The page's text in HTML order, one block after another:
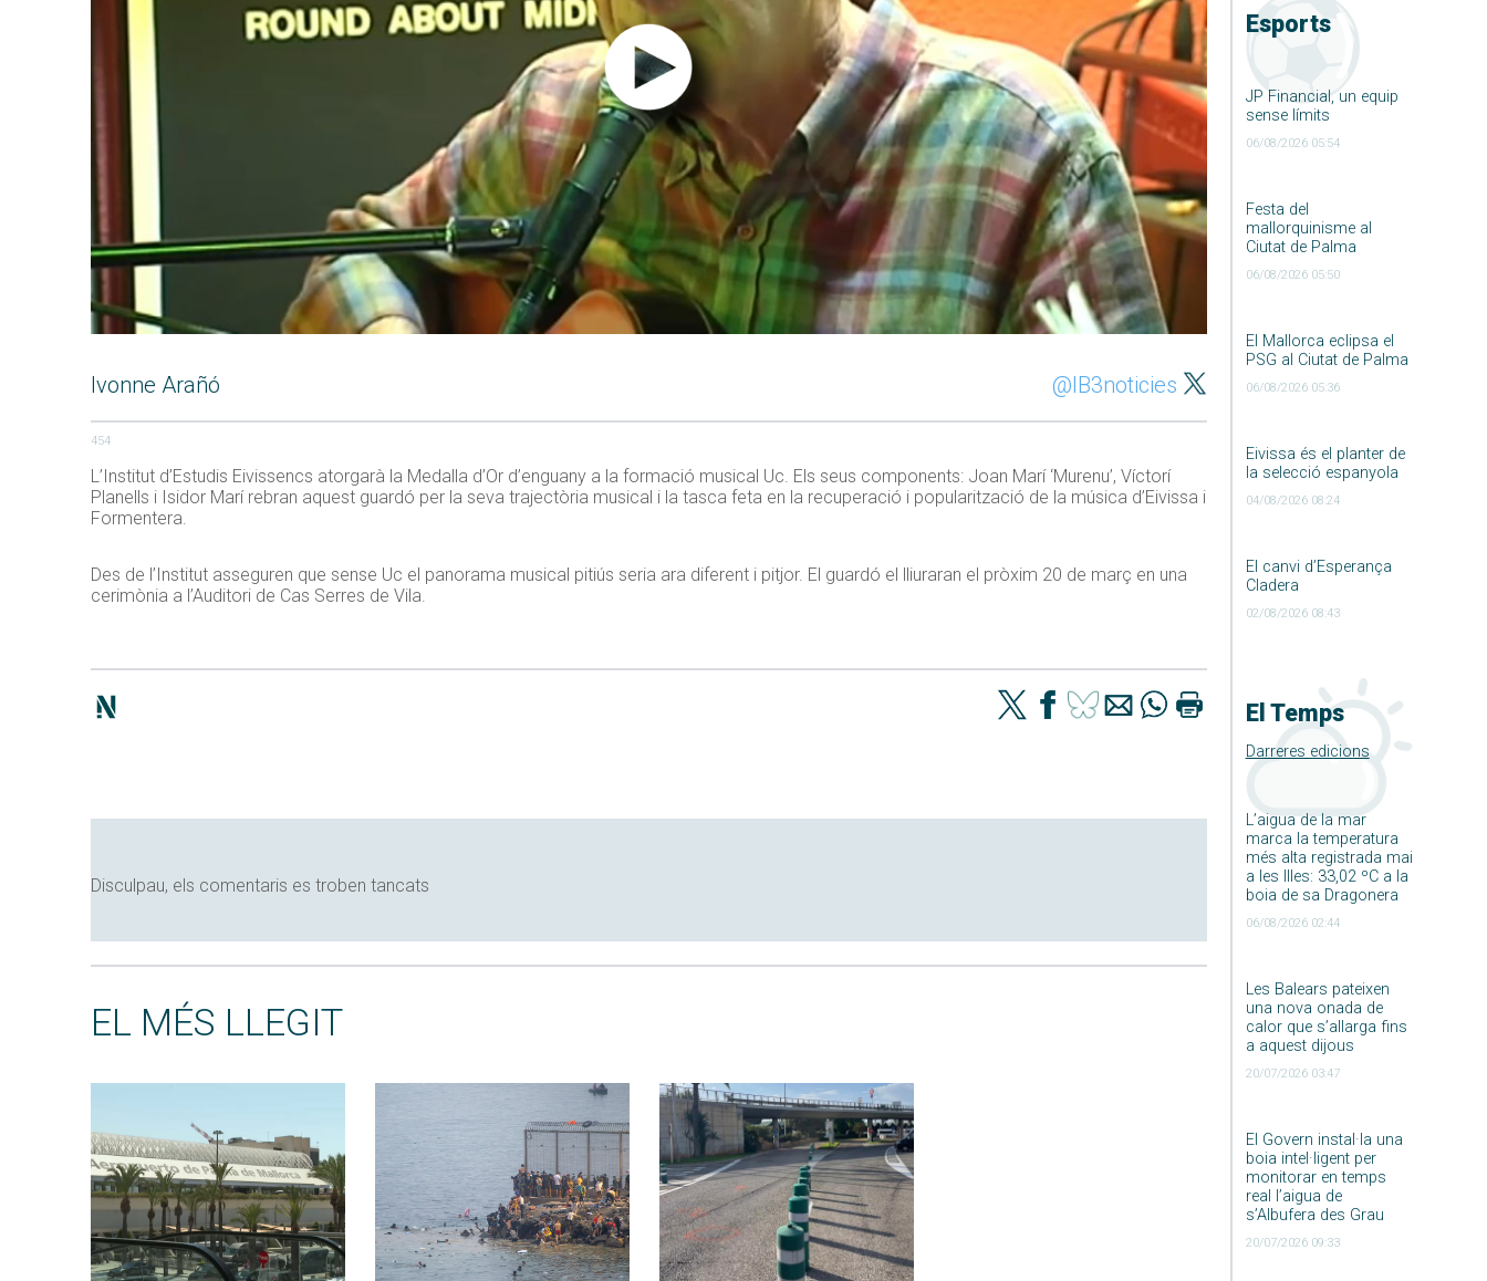
Esports
JP Financial, un equip
sense límits
06/08/2026 05:54
Festa del
mallorquinisme al
Ciutat de Palma
06/08/2026 05:50
El Mallorca eclipsa el
PSG al Ciutat de Palma
06/08/2026 05:36
Eivissa és el planter de
la selecció espanyola
04/08/2026 08:24
El canvi d’Esperança
Cladera
02/08/2026 08:43
El Temps
Darreres edicions
L’aigua de la mar
marca la temperatura
més alta registrada mai
a les Illes: 33,02 ºC a la
boia de sa Dragonera
06/08/2026 02:44
Les Balears pateixen
una nova onada de
calor que s’allarga fins
a aquest dijous
20/07/2026 03:47
El Govern instal·la una
boia intel·ligent per
monitorar en temps
real l’aigua de
s’Albufera des Grau
20/07/2026 09:33
Ivonne Arañó @IB3noticies
454
L’Institut d’Estudis Eivissencs atorgarà la Medalla d’Or d’enguany a la formació musical Uc. Els seus components: Joan Marí ‘Murenu’, Víctorí
Planells i Isidor Marí rebran aquest guardó per la seva trajectòria musical i la tasca feta en la recuperació i popularització de la música d’Eivissa i
Formentera.
Des de l’Institut asseguren que sense Uc el panorama musical pitiús seria ara diferent i pitjor. El guardó el lliuraran el pròxim 20 de març en una
cerimònia a l’Auditori de Cas Serres de Vila.
Disculpau, els comentaris es troben tancats
EL MÉS LLEGIT